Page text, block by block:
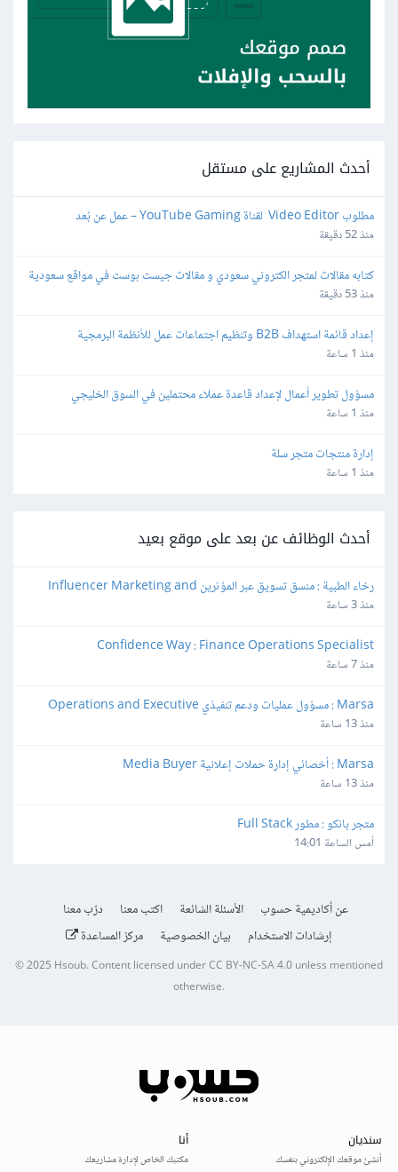
أحدث المشاريع على مستقل
مطلوب Video Editor  لقناة YouTube Gaming – عمل عن بُعد
منذ 52 دقيقة
كتابه مقالات لمتجر الكتروني سعودي و مقالات جيست بوست في مواقع سعودية
منذ 53 دقيقة
إعداد قائمة استهداف B2B وتنظيم اجتماعات عمل للأنظمة البرمجية
منذ 1 ساعة
مسؤول تطوير أعمال لإعداد قاعدة عملاء محتملين في السوق الخليجي
منذ 1 ساعة
إدارة منتجات متجر سلة
منذ 1 ساعة
أحدث الوظائف عن بعد على موقع بعيد
Production Coordinator
منذ 3 ساعة
Confidence Way : Finance Operations Specialist
منذ 7 ساعة
Support Lead
منذ 13 ساعة
Marsa : أخصائي إدارة حملات إعلانية Media Buyer
منذ 13 ساعة
متجر بانكو : مطور Full Stack
أمس الساعة 14:01
عن أكاديمية حسوب الأسئلة الشائعة اكتب معنا
درّب معنا
إرشادات الاستخدام
بيان الخصوصية مركز المساعدة
© 2025 Hsoub.Content licensed underCC BY-NC-SA 4.0unless mentioned
otherwise.